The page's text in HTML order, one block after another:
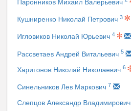
Паронников Михаил Валерьевич
Кушниренко Николай Петрович 3
Игловиков Николай Юрьевич 4
Рассветаев Андрей Витальевич 5
Харитонов Николай Николаевич 6
Синельников Лев Маркович 7
Слепцов Александр Владимирович